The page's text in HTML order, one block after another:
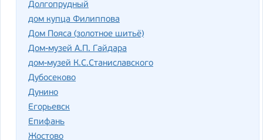
Долгопрудный
дом купца Филиппова
Дом Пояса (золотное шитьё)
Дом-музей А.П. Гайдара
дом-музей К.С.Станиславского
Дубосеково
Дунино
Егорьевск
Епифань
Жостово